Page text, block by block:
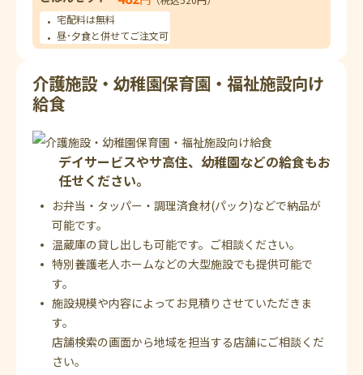
宅配料は無料
昼･夕食と併せてご注文可
介護施設・幼稚園保育園・福祉施設向け
給食
デイサービスやサ高住、幼稚園などの給食もお
任せください。
お弁当・タッパー・調理済食材(パック)などで納品が
可能です。
温蔵庫の貸し出しも可能です。ご相談ください。
特別養護老人ホームなどの大型施設でも提供可能で
す。
施設規模や内容によってお見積りさせていただきま
す。
店舗検索の画面から地域を担当する店舗にご相談くだ
さい。